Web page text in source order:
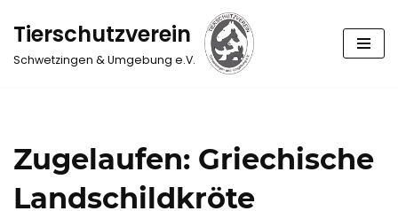
Zum
Inhalt
Tierschutzverein
Schwetzingen & Umgebung e.V.
Zugelaufen: Griechische
Landschildkröte